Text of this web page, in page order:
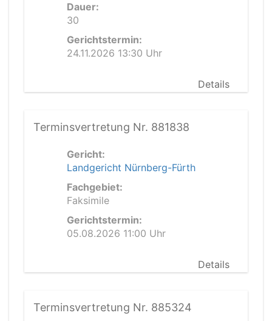
Dauer:
30
Gerichtstermin:
24.11.2026 13:30 Uhr
Details
Terminsvertretung Nr. 881838
Gericht:
Landgericht Nürnberg-Fürth
Fachgebiet:
Faksimile
Gerichtstermin:
05.08.2026 11:00 Uhr
Details
Terminsvertretung Nr. 885324